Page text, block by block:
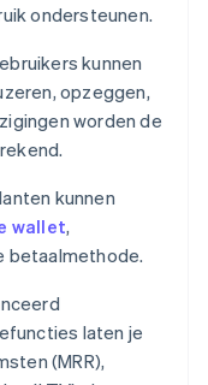
ondersteunen.
kunnen
opzeggen,
worden de
kunnen
wallet,
betaalmethode.
laten je
(MRR),